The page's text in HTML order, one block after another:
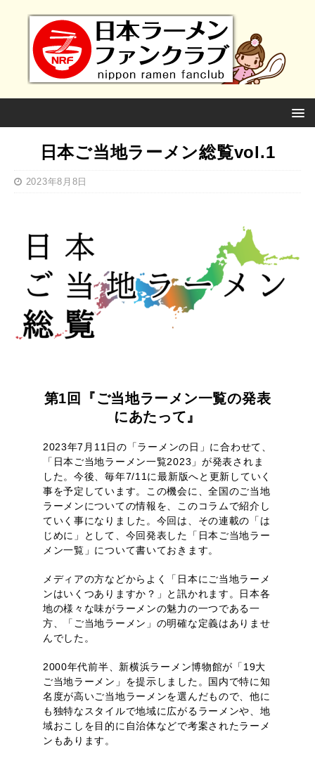
日本ご当地ラーメン総覧vol.1
2023年8月8日
第1回『ご当地ラーメン一覧の発表
にあたって』
2023年7月11日の「ラーメンの日」に合わせて、
「日本ご当地ラーメン一覧2023」が発表されま
した。今後、毎年7/11に最新版へと更新していく
事を予定しています。この機会に、全国のご当地
ラーメンについての情報を、このコラムで紹介し
ていく事になりました。今回は、その連載の「は
じめに」として、今回発表した「日本ご当地ラー
メン一覧」について書いておきます。
メディアの方などからよく「日本にご当地ラーメ
ンはいくつありますか？」と訊かれます。日本各
地の様々な味がラーメンの魅力の一つである一
方、「ご当地ラーメン」の明確な定義はありませ
んでした。
2000年代前半、新横浜ラーメン博物館が「19大
ご当地ラーメン」を提示しました。国内で特に知
名度が高いご当地ラーメンを選んだもので、他に
も独特なスタイルで地域に広がるラーメンや、地
域おこしを目的に自治体などで考案されたラーメ
ンもあります。